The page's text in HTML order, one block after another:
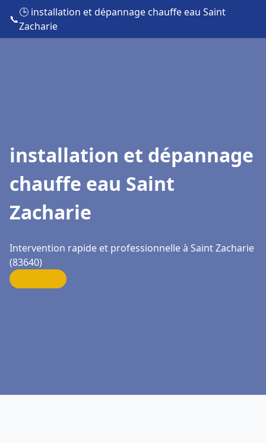
📞
🕒 installation et dépannage chauffe eau Saint
Zacharie
installation et dépannage
chauffe eau Saint
Zacharie
Intervention rapide et professionnelle à Saint Zacharie
(83640)